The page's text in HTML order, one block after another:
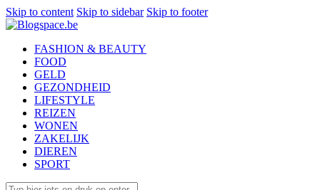
Skip to content Skip to sidebar Skip to footer
FASHION & BEAUTY
FOOD
GELD
GEZONDHEID
LIFESTYLE
REIZEN
WONEN
ZAKELIJK
DIEREN
SPORT